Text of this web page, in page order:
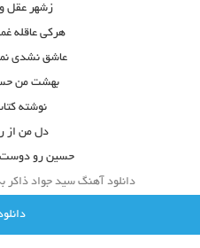
زشهر عقل و
هرکی عاقله
عاشق نشدی
بهشت من
نوشته
دل من از
حسین رو دوست
دانلود آهنگ سید جواد ذاکر